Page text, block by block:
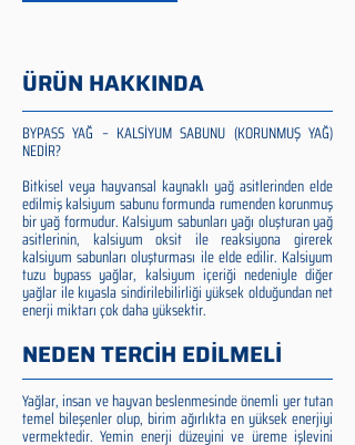
ÜRÜN HAKKINDA
BYPASS YAĞ – KALSİYUM SABUNU (KORUNMUŞ YAĞ)
NEDİR?
Bitkisel veya hayvansal kaynaklı yağ asitlerinden elde
edilmiş kalsiyum sabunu formunda rumenden korunmuş
bir yağ formudur. Kalsiyum sabunları yağı oluşturan yağ
asitlerinin, kalsiyum oksit ile reaksiyona girerek
kalsiyum sabunları oluşturması ile elde edilir. Kalsiyum
tuzu bypass yağlar, kalsiyum içeriği nedeniyle diğer
yağlar ile kıyasla sindirilebilirliği yüksek olduğundan net
enerji miktarı çok daha yüksektir.
NEDEN TERCİH EDİLMELİ
Yağlar, insan ve hayvan beslenmesinde önemli yer tutan
temel bileşenler olup, birim ağırlıkta en yüksek enerjiyi
vermektedir. Yemin enerji düzeyini ve üreme işlevini